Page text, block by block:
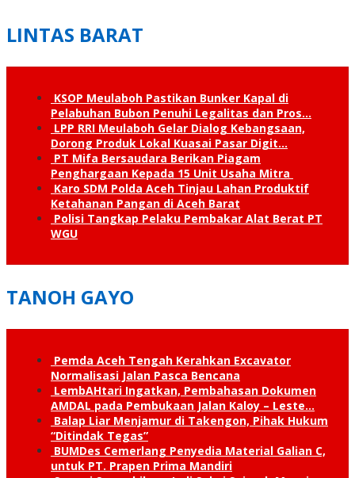
LINTAS BARAT
KSOP Meulaboh Pastikan Bunker Kapal di
Pelabuhan Bubon Penuhi Legalitas dan Pros…
LPP RRI Meulaboh Gelar Dialog Kebangsaan,
Dorong Produk Lokal Kuasai Pasar Digit…
PT Mifa Bersaudara Berikan Piagam
Penghargaan Kepada 15 Unit Usaha Mitra
Karo SDM Polda Aceh Tinjau Lahan Produktif
Ketahanan Pangan di Aceh Barat
Polisi Tangkap Pelaku Pembakar Alat Berat PT
WGU
TANOH GAYO
Pemda Aceh Tengah Kerahkan Excavator
Normalisasi Jalan Pasca Bencana
LembAHtari Ingatkan, Pembahasan Dokumen
AMDAL pada Pembukaan Jalan Kaloy – Leste…
Balap Liar Menjamur di Takengon, Pihak Hukum
“Ditindak Tegas”
BUMDes Cemerlang Penyedia Material Galian C,
untuk PT. Prapen Prima Mandiri